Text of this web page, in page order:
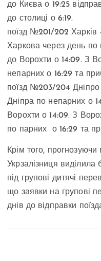
до Києва о 19:25
до столиці о 6:19.
поїзд №201/202 Харків
Харкова через день по
до Ворохти о 14:09. З
непарних о 16:29 та
поїзд №203/204 Дніпро
Дніпра по непарних о
Ворохти о 14:09. З
по парних о 16:29 та
Крім того,
Укрзалізниця виділила
під групові дитячі
що заявки на групові
днів до відправки